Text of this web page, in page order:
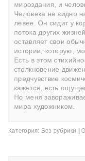
мироздания, и
Человека не видно
левее. Он сидит у
потока других
оставляет свои
истории, которую,
Есть в этом
столкновение
предчувствие
кажется, есть
Но меня
мира художником.
Категория: Без рубрики |